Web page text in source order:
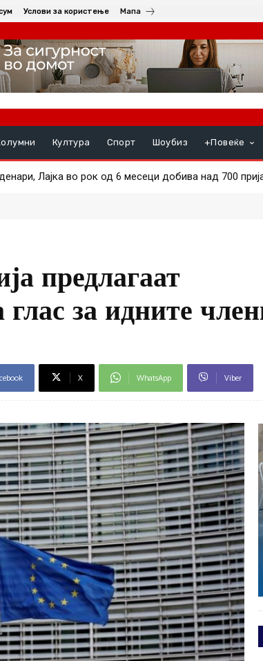
Услови за користење Мапа
Култура Спорт Шоубиз +Повеќе
Лајка во рок од 6 месеци добива над 700
нож, има повредени, неколку уапсени
предлагаат
за идните
X WhatsApp Viber